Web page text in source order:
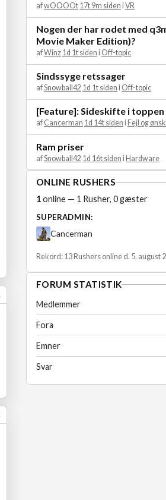
afwOOOOt 17t 9m siden iVR
Nogen der har rodet med
Movie Maker Edition)?
afWinz 1d 1t siden i Off-topic
Sindssyge retssager
afSnowball42 1d 1t siden i Off-topic
[Feature]: Sideskifte i toppen
af Cancerman 1d 14t siden i Fejl og
Ram priser
afSnowball42 1d 16t siden iHardware
ONLINE RUSHERS
1online — 1 Rusher, 0 gæster
SUPERADMIN:
Cancerman
Rekord: 13 Rushers online d. 5. august
FORUM STATISTIK
Medlemmer
Fora
Emner
Svar